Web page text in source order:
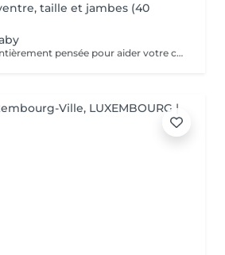
taille et jambes (40
Une cure spécifique entièrement pensée pour aider votre corps a retrouver énergie et fermeté. 10 séances + 2 gratuites